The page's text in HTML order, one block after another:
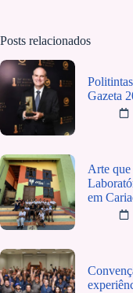
Posts relacionados
Gazeta
Arte
em